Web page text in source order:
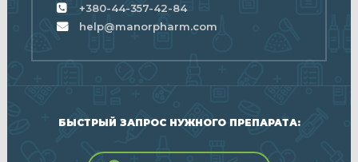
+380-44-357-42-84
help@manorpharm.com
БЫСТРЫЙ ЗАПРОС НУЖНОГО ПРЕПАРАТА: